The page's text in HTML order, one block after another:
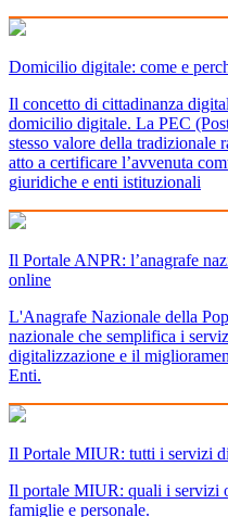
Domicilio digitale: come e
Il concetto di cittadinanza
domicilio digitale. La PEC
stesso valore della tradizionale
atto a certificare l’avvenuta
giuridiche e enti istituzionali
Il Portale ANPR: l’anagrafe
online
L'Anagrafe Nazionale della
nazionale che semplifica i
digitalizzazione e il
Enti.
Il Portale MIUR: tutti i servizi
Il portale MIUR: quali i servizi
famiglie e personale.